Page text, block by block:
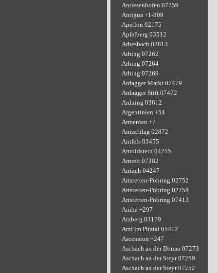
Antiesenhofen 07759
Antigua +1-809
Apetlon 02175
Apfelberg 03512
Arbesbach 02813
Arbing 07262
Arbing 07264
Arbing 07269
Ardagger Markt 07479
Ardagger Stift 07472
Ardning 03612
Argentinien +54
Armenien +7
Armschlag 02872
Arnfels 03455
Arnoldstein 04255
Arnreit 07282
Arriach 04247
Artstetten-Pöbring 02752
Artstetten-Pöbring 02758
Artstetten-Pöbring 07413
Aruba +297
Arzberg 03179
Arzl im Pitztal 05412
Ascension +247
Aschach an der Donau 07273
Aschach an der Steyr 07259
Aschach an der Steyr 07252